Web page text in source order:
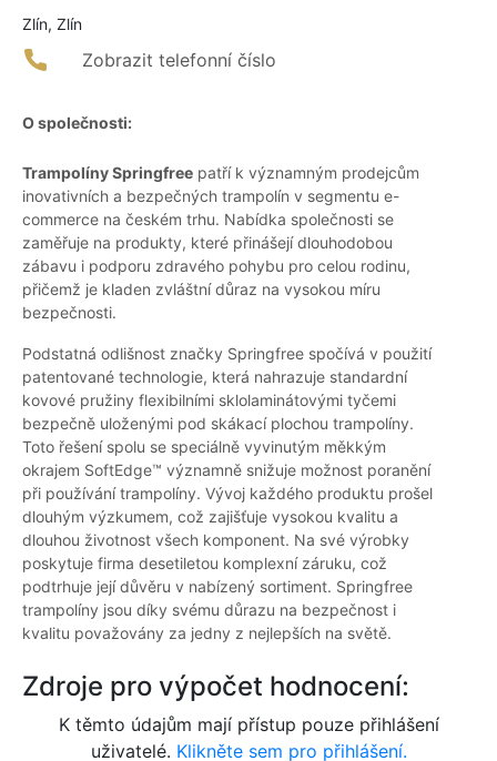
Zlín, Zlín
Zobrazit telefonní číslo
O společnosti:
Trampolíny Springfree patří k významným prodejcům
inovativních a bezpečných trampolín v segmentu e-
commerce na českém trhu. Nabídka společnosti se
zaměřuje na produkty, které přinášejí dlouhodobou
zábavu i podporu zdravého pohybu pro celou rodinu,
přičemž je kladen zvláštní důraz na vysokou míru
bezpečnosti.
Podstatná odlišnost značky Springfree spočívá v použití
patentované technologie, která nahrazuje standardní
kovové pružiny flexibilními sklolaminátovými tyčemi
bezpečně uloženými pod skákací plochou trampolíny.
Toto řešení spolu se speciálně vyvinutým měkkým
okrajem SoftEdge™ významně snižuje možnost poranění
při používání trampolíny. Vývoj každého produktu prošel
dlouhým výzkumem, což zajišťuje vysokou kvalitu a
dlouhou životnost všech komponent. Na své výrobky
poskytuje firma desetiletou komplexní záruku, což
podtrhuje její důvěru v nabízený sortiment. Springfree
trampolíny jsou díky svému důrazu na bezpečnost i
kvalitu považovány za jedny z nejlepších na světě.
Zdroje pro výpočet hodnocení:
K těmto údajům mají přístup pouze přihlášení
uživatelé. Klikněte sem pro přihlášení.